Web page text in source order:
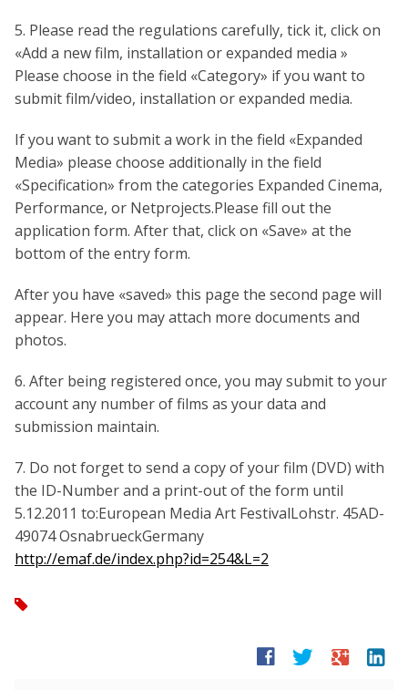
5. Please read the regulations carefully, tick it, click on
«Add a new film, installation or expanded media »
Please choose in the field «Category» if you want to
submit film/video, installation or expanded media.
If you want to submit a work in the field «Expanded
Media» please choose additionally in the field
«Specification» from the categories Expanded Cinema,
Performance, or Netprojects.Please fill out the
application form. After that, click on «Save» at the
bottom of the entry form.
After you have «saved» this page the second page will
appear. Here you may attach more documents and
photos.
6. After being registered once, you may submit to your
account any number of films as your data and
submission maintain.
7. Do not forget to send a copy of your film (DVD) with
the ID-Number and a print-out of the form until
5.12.2011 to:European Media Art FestivalLohstr. 45AD-
49074 OsnabrueckGermany
http://emaf.de/index.php?id=254&L=2
tag
facebook twitter google linkedin